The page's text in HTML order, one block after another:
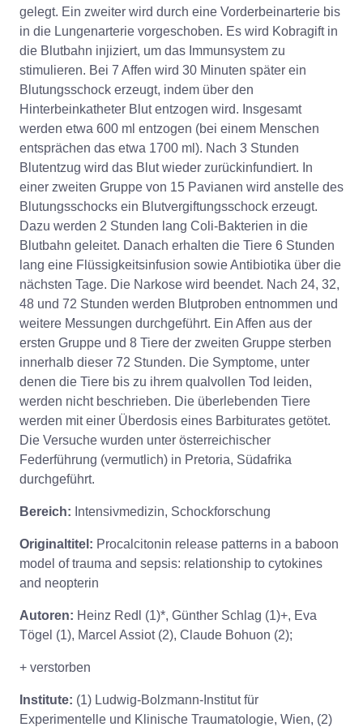
gelegt. Ein zweiter wird durch eine Vorderbeinarterie bis
in die Lungenarterie vorgeschoben. Es wird Kobragift in
die Blutbahn injiziert, um das Immunsystem zu
stimulieren. Bei 7 Affen wird 30 Minuten später ein
Blutungsschock erzeugt, indem über den
Hinterbeinkatheter Blut entzogen wird. Insgesamt
werden etwa 600 ml entzogen (bei einem Menschen
entsprächen das etwa 1700 ml). Nach 3 Stunden
Blutentzug wird das Blut wieder zurückinfundiert. In
einer zweiten Gruppe von 15 Pavianen wird anstelle des
Blutungsschocks ein Blutvergiftungsschock erzeugt.
Dazu werden 2 Stunden lang Coli-Bakterien in die
Blutbahn geleitet. Danach erhalten die Tiere 6 Stunden
lang eine Flüssigkeitsinfusion sowie Antibiotika über die
nächsten Tage. Die Narkose wird beendet. Nach 24, 32,
48 und 72 Stunden werden Blutproben entnommen und
weitere Messungen durchgeführt. Ein Affen aus der
ersten Gruppe und 8 Tiere der zweiten Gruppe sterben
innerhalb dieser 72 Stunden. Die Symptome, unter
denen die Tiere bis zu ihrem qualvollen Tod leiden,
werden nicht beschrieben. Die überlebenden Tiere
werden mit einer Überdosis eines Barbiturates getötet.
Die Versuche wurden unter österreichischer
Federführung (vermutlich) in Pretoria, Südafrika
durchgeführt.
Bereich: Intensivmedizin, Schockforschung
Originaltitel: Procalcitonin release patterns in a baboon
model of trauma and sepsis: relationship to cytokines
and neopterin
Autoren: Heinz Redl (1)*, Günther Schlag (1)+, Eva
Tögel (1), Marcel Assiot (2), Claude Bohuon (2);
+ verstorben
Institute: (1) Ludwig-Bolzmann-Institut für
Experimentelle und Klinische Traumatologie, Wien, (2)